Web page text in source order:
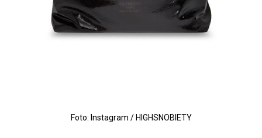
Foto: Instagram / HIGHSNOBIETY